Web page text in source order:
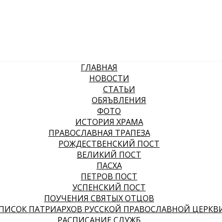
ГЛАВНАЯ
НОВОСТИ
СТАТЬИ
ОБЯЪВЛЕНИЯ
ФОТО
ИСТОРИЯ ХРАМА
ПРАВОСЛАВНАЯ ТРАПЕЗА
РОЖДЕСТВЕНСКИЙ ПОСТ
ВЕЛИКИЙ ПОСТ
ПАСХА
ПЕТРОВ ПОСТ
УСПЕНСКИЙ ПОСТ
ПОУЧЕНИЯ СВЯТЫХ ОТЦОВ
ПАТРИАРХОВ РУССКОЙ ПРАВОСЛАВНОЙ